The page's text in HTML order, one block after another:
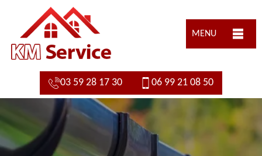
MENU
03 59 28 17 30 06 99 21 08 50